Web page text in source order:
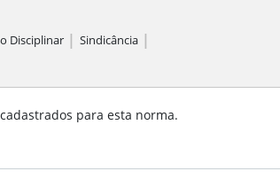
Disciplinar | Sindicância |
para esta norma.